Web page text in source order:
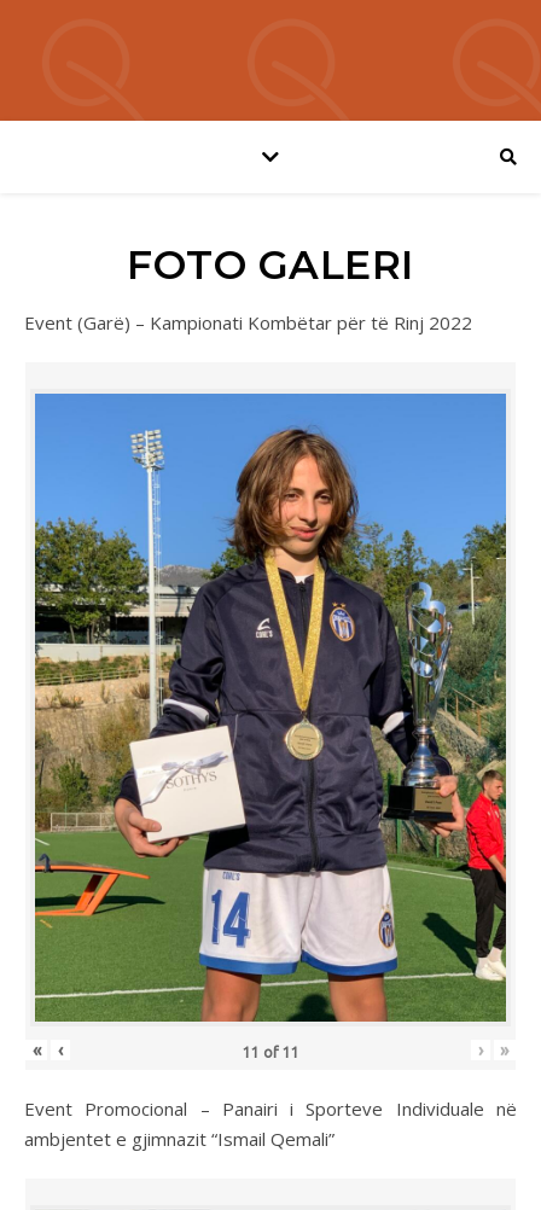
FOTO GALERI
Event (Garë) – Kampionati Kombëtar për të Rinj 2022
« ‹ 11 of 11 › »
Event Promocional – Panairi i Sporteve Individuale në
ambjentet e gjimnazit “Ismail Qemali”